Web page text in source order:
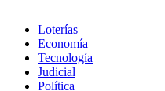
Loterías
Economía
Tecnología
Judicial
Política